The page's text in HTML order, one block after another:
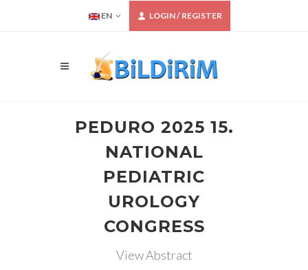
EN LOGIN / REGISTER
PEDURO 2025 15.
NATIONAL
PEDIATRIC
UROLOGY
CONGRESS
View Abstract